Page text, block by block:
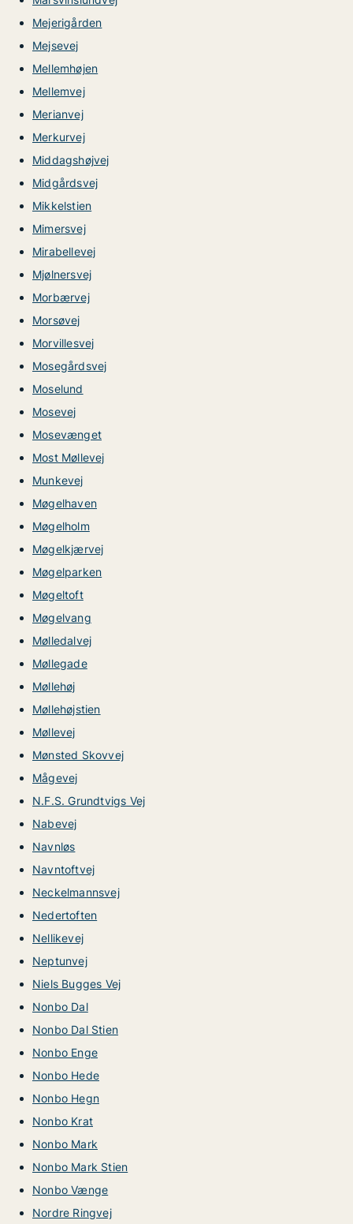
Mejerigården
Mejsevej
Mellemhøjen
Mellemvej
Merianvej
Merkurvej
Middagshøjvej
Midgårdsvej
Mikkelstien
Mimersvej
Mirabellevej
Mjølnersvej
Morbærvej
Morsøvej
Morvillesvej
Mosegårdsvej
Moselund
Mosevej
Mosevænget
Most Møllevej
Munkevej
Møgelhaven
Møgelholm
Møgelkjærvej
Møgelparken
Møgeltoft
Møgelvang
Mølledalvej
Møllegade
Møllehøj
Møllehøjstien
Møllevej
Mønsted Skovvej
Mågevej
N.F.S. Grundtvigs Vej
Nabevej
Navnløs
Navntoftvej
Neckelmannsvej
Nedertoften
Nellikevej
Neptunvej
Niels Bugges Vej
Nonbo Dal
Nonbo Dal Stien
Nonbo Enge
Nonbo Hede
Nonbo Hegn
Nonbo Krat
Nonbo Mark
Nonbo Mark Stien
Nonbo Vænge
Nordre Ringvej